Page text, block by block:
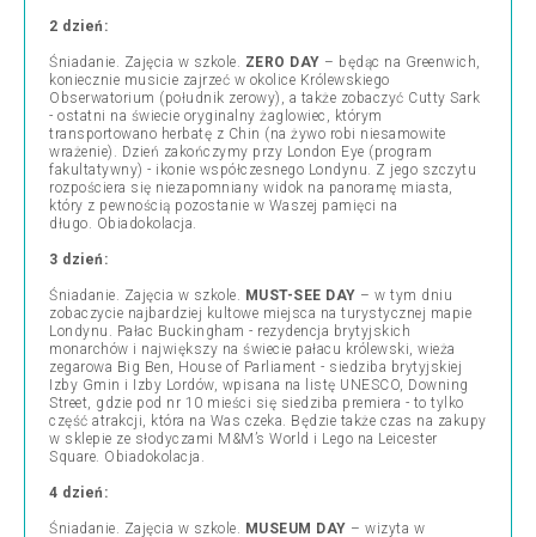
2 dzień:
Śniadanie. Zajęcia w szkole. ZERO DAY – będąc na Greenwich,
koniecznie musicie zajrzeć w okolice Królewskiego
Obserwatorium (południk zerowy), a także zobaczyć Cutty Sark
- ostatni na świecie oryginalny żaglowiec, którym
transportowano herbatę z Chin (na żywo robi niesamowite
wrażenie). Dzień zakończymy przy London Eye (program
fakultatywny) - ikonie współczesnego Londynu. Z jego szczytu
rozpościera się niezapomniany widok na panoramę miasta,
który z pewnością pozostanie w Waszej pamięci na
długo. Obiadokolacja.
3 dzień:
Śniadanie. Zajęcia w szkole. MUST-SEE DAY – w tym dniu
zobaczycie najbardziej kultowe miejsca na turystycznej mapie
Londynu. Pałac Buckingham - rezydencja brytyjskich
monarchów i największy na świecie pałacu królewski, wieża
zegarowa Big Ben, House of Parliament - siedziba brytyjskiej
Izby Gmin i Izby Lordów, wpisana na listę UNESCO, Downing
Street, gdzie pod nr 10 mieści się siedziba premiera - to tylko
część atrakcji, która na Was czeka. Będzie także czas na zakupy
w sklepie ze słodyczami M&M’s World i Lego na Leicester
Square. Obiadokolacja.
4 dzień:
Śniadanie. Zajęcia w szkole. MUSEUM DAY – wizyta w